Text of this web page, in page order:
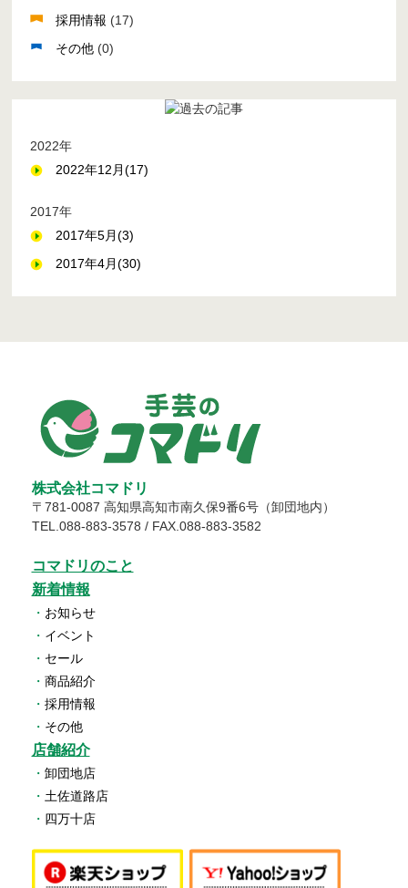
採用情報 (17)
その他 (0)
2022年
2022年12月(17)
2017年
2017年5月(3)
2017年4月(30)
株式会社コマドリ
〒 781-0087 高知県高知市南久保9番6号（卸団地内）
TEL. 088-883-3578 / FAX.088-883-3582
コマドリのこと
新着情報
・ お知らせ
・ イベント
・ セール
・ 商品紹介
・ 採用情報
・ その他
店舗紹介
・ 卸団地店
・ 土佐道路店
・ 四万十店